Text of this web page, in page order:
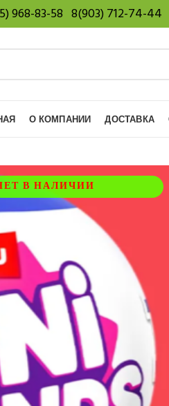
968-83-58 8(903) 712-74-44
О КОМПАНИИ ДОСТАВКА
В НАЛИЧИИ